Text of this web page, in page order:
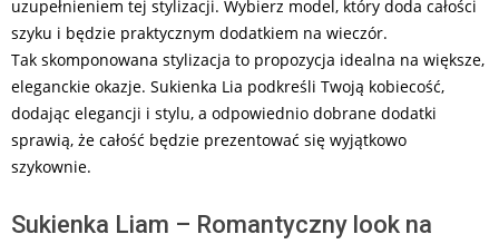
uzupełnieniem tej stylizacji. Wybierz model, który doda całości
szyku i będzie praktycznym dodatkiem na wieczór.
Tak skomponowana stylizacja to propozycja idealna na większe,
eleganckie okazje. Sukienka Lia podkreśli Twoją kobiecość,
dodając elegancji i stylu, a odpowiednio dobrane dodatki
sprawią, że całość będzie prezentować się wyjątkowo
szykownie.
Sukienka Liam – Romantyczny look na